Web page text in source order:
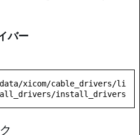
バー
xicom/cable_drivers/li